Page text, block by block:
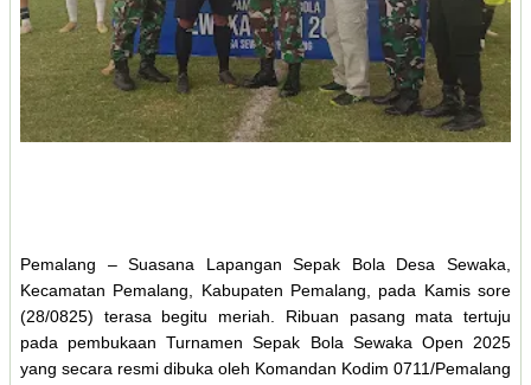
Pemalang – Suasana Lapangan Sepak Bola Desa Sewaka,
Kecamatan Pemalang, Kabupaten Pemalang, pada Kamis sore
(28/0825) terasa begitu meriah. Ribuan pasang mata tertuju
pada pembukaan Turnamen Sepak Bola Sewaka Open 2025
yang secara resmi dibuka oleh Komandan Kodim 0711/Pemalang